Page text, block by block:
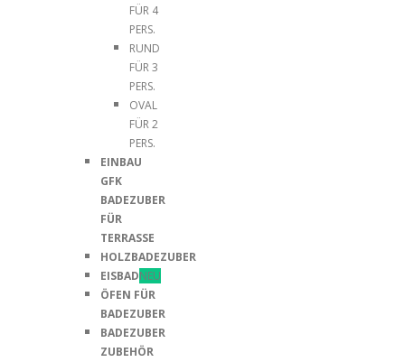
FÜR 4
PERS.
RUND
FÜR 3
PERS.
OVAL
FÜR 2
PERS.
EINBAU
GFK
BADEZUBER
FÜR
TERRASSE
HOLZBADEZUBER
EISBADNEU
ÖFEN FÜR
BADEZUBER
BADEZUBER
ZUBEHÖR